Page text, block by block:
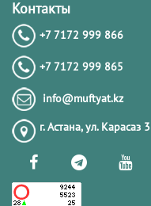
Контакты
+7 7172 999 866
+7 7172 999 865
info@muftyat.kz
г. Астана, ул. Карасаз 3